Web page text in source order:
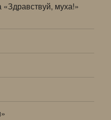
«Здравствуй, муха!»